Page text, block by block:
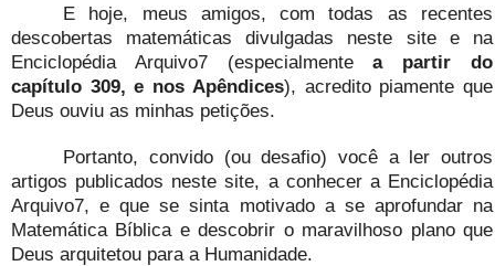
E hoje, meus amigos, com todas as recentes
descobertas matemáticas divulgadas neste site e na
Enciclopédia Arquivo7 (especialmentea partir do
capítulo 309, e nos Apêndices), acredito piamente que
Deus ouviu as minhas petições.
Portanto, convido (ou desafio) você a ler outros
artigos publicados neste site, a conhecer a Enciclopédia
Arquivo7, e que se sinta motivado a se aprofundar na
Matemática Bíblica e descobrir o maravilhoso plano que
Deus arquitetou para a Humanidade.